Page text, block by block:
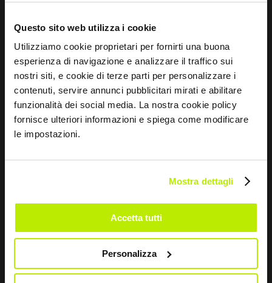
Questo sito web utilizza i cookie
Utilizziamo cookie proprietari per fornirti una buona
esperienza di navigazione e analizzare il traffico sui
nostri siti, e cookie di terze parti per personalizzare i
contenuti, servire annunci pubblicitari mirati e abilitare
funzionalità dei social media. La nostra cookie policy
fornisce ulteriori informazioni e spiega come modificare
le impostazioni.
Mostra dettagli
Accetta tutti
Personalizza
INFORMAÇÕES
Equipamentos de segurança
Whistleblowing
Impressum
Guia aos tamanhos
CONTACTOS
Via dei Fornaciai, 9, 06081 Assisi (PG) - Italy
+39 075 804 37 47
amm.ne@pec.sirsafety.com